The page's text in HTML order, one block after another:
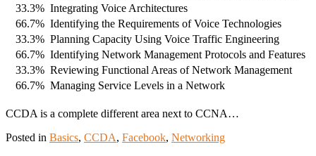
33.3% Integrating Voice Architectures
66.7% Identifying the Requirements of Voice Technologies
33.3% Planning Capacity Using Voice Traffic Engineering
66.7% Identifying Network Management Protocols and Features
33.3% Reviewing Functional Areas of Network Management
66.7% Managing Service Levels in a Network
CCDA is a complete different area next to CCNA…
Posted in Basics, CCDA, Facebook, Networking